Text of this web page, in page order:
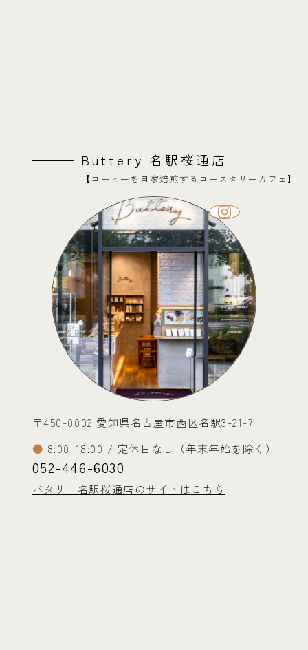
Buttery 名駅桜通店
【コーヒーを自家焙煎するロースタリーカフェ】
〒450-0002 愛知県名古屋市西区名駅3-21-7
8:00-18:00 / 定休日なし（年末年始を除く）
052-446-6030
バタリー名駅桜通店のサイトはこちら